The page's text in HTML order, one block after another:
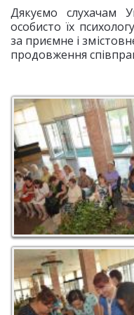
Дякуємо слухачам
особисто їх
за приємне і
продовження